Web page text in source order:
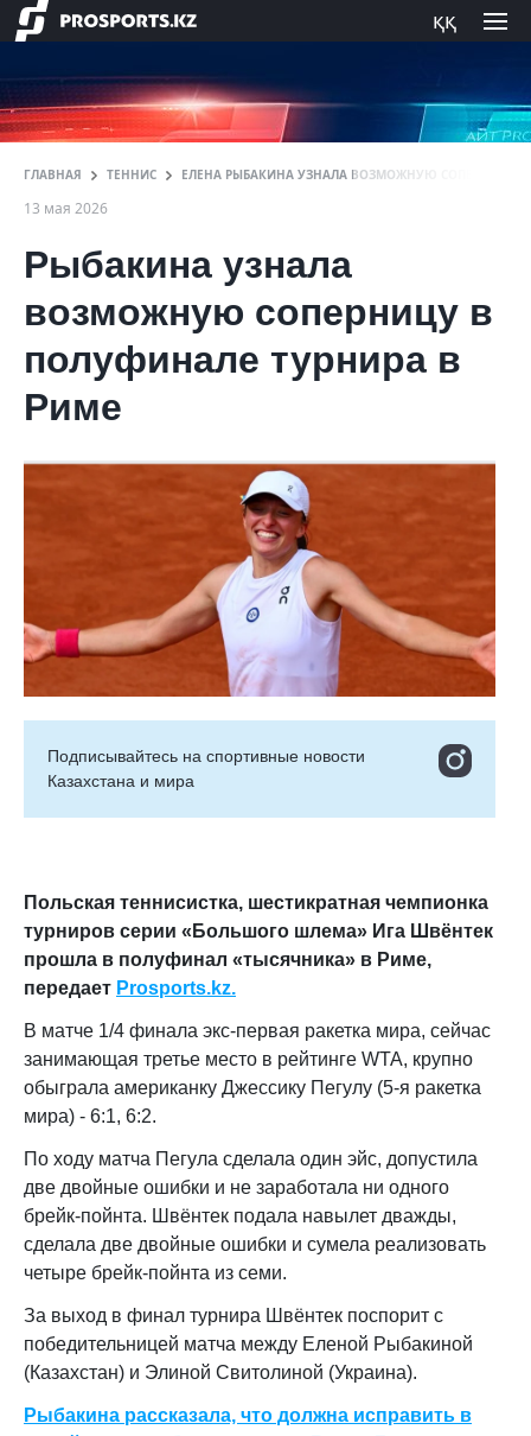
ққ
ГЛАВНАЯ ТЕННИС ЕЛЕНА РЫБАКИНА УЗНАЛА ВОЗМОЖНУЮ СОПЕРНИЦУ
13 мая 2026
Рыбакина узнала
возможную соперницу в
полуфинале турнира в
Риме
Подписывайтесь на cпортивные новости
Казахстана и мира
Польская теннисистка, шестикратная чемпионка
турниров серии «Большого шлема» Ига Швёнтек
прошла в полуфинал «тысячника» в Риме,
передает Prosports.kz.
В матче 1/4 финала экс-первая ракетка мира, сейчас
занимающая третье место в рейтинге WTA, крупно
обыграла американку Джессику Пегулу (5-я ракетка
мира) - 6:1, 6:2.
По ходу матча Пегула сделала один эйс, допустила
две двойные ошибки и не заработала ни одного
брейк-пойнта. Швёнтек подала навылет дважды,
сделала две двойные ошибки и сумела реализовать
четыре брейк-пойнта из семи.
За выход в финал турнира Швёнтек поспорит с
победительницей матча между Еленой Рыбакиной
(Казахстан) и Элиной Свитолиной (Украина).
Рыбакина рассказала, что должна исправить в